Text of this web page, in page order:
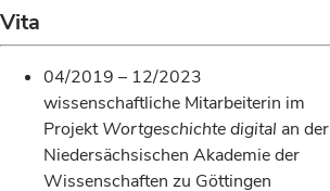
Vita
04/2019 – 12/2023
wissenschaftliche Mitarbeiterin im
ProjektWortgeschichte digital an der
Niedersächsischen Akademie der
Wissenschaften zu Göttingen